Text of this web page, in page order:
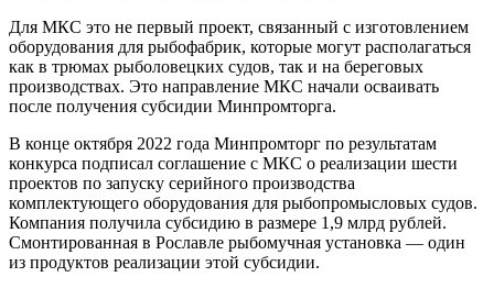
Для МКС это не первый проект, связанный с изготовлением
оборудования для рыбофабрик, которые могут располагаться
как в трюмах рыболовецких судов, так и на береговых
производствах. Это направление МКС начали осваивать
после получения субсидии Минпромторга.
В конце октября 2022 года Минпромторг по результатам
конкурса подписал соглашение с МКС о реализации шести
проектов по запуску серийного производства
комплектующего оборудования для рыбопромысловых судов.
Компания получила субсидию в размере 1,9 млрд рублей.
Смонтированная в Рославле рыбомучная установка — один
из продуктов реализации этой субсидии.